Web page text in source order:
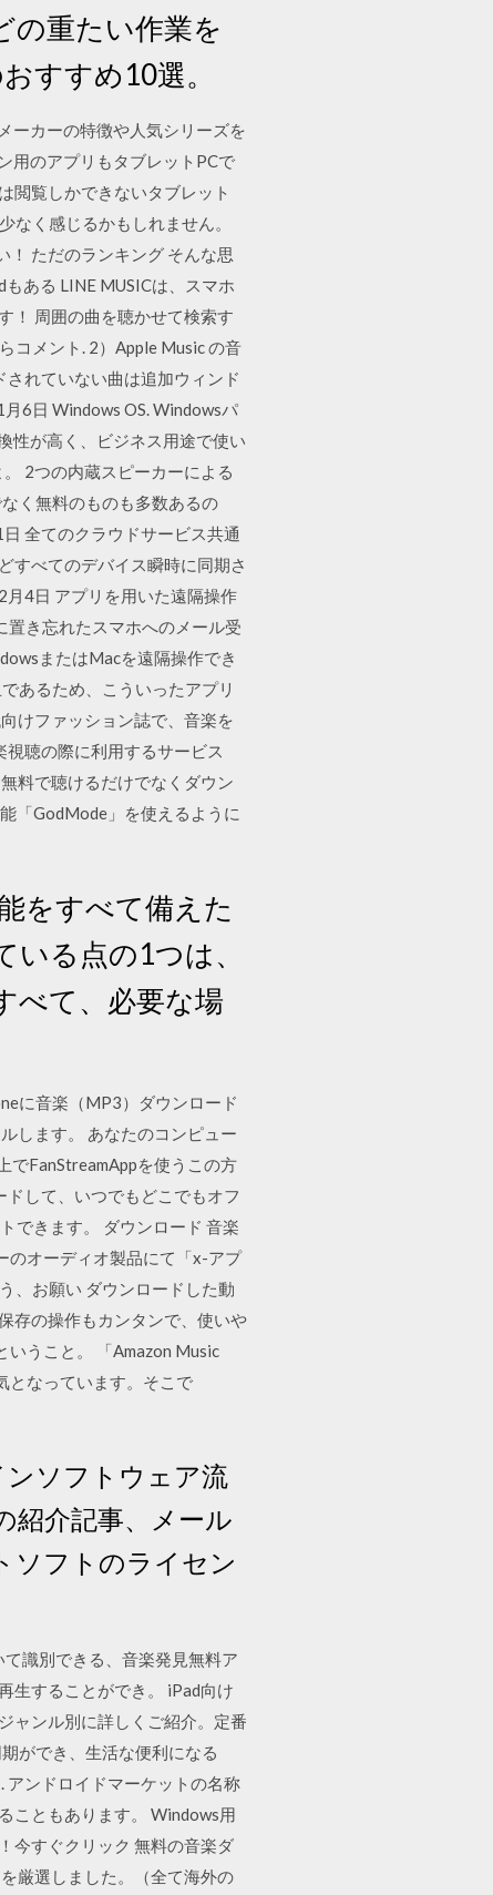
の重たい作業を
すすめ10選。
ーカーの特徴や人気シリーズを
用のアプリもタブレットPCで
閲覧しかできないタブレット
なく感じるかもしれません。
ただのランキング そんな思
ある LINE MUSICは、スマホ
！ 周囲の曲を聴かせて検索す
コメント. 2）Apple Music の音
れていない曲は追加ウィンド
6日 Windows OS. Windowsパ
性が高く、ビジネス用途で使い
2つの内蔵スピーカーによる
く無料のものも多数あるの
全てのクラウドサービス共通
すべてのデバイス瞬時に同期さ
4日 アプリを用いた遠隔操作
き忘れたスマホへのメール受
またはMacを遠隔操作でき
あるため、こういったアプリ
けファッション誌で、音楽を
聴の際に利用するサービス
料で聴けるだけでなくダウン
「GodMode」を使えるように
をすべて備えた
る点の1つは、
べて、必要な場
に音楽（MP3）ダウンロード
します。 あなたのコンピュー
でFanStreamAppを使うこの方
して、いつでもどこでもオフ
できます。 ダウンロード 音楽
のオーディオ製品にて「x-アプ
、お願い ダウンロードした動
存の操作もカンタンで、使いや
うこと。 「Amazon Music
となっています。そこで
ソフトウェア流
紹介記事、メール
ソフトのライセン
識別できる、音楽発見無料ア
生することができ。 iPad向け
ャンル別に詳しくご紹介。定番
ができ、生活な便利になる
ンドロイドマーケットの名称
こともあります。 Windows用
今すぐクリック 無料の音楽ダ
厳選しました。（全て海外の